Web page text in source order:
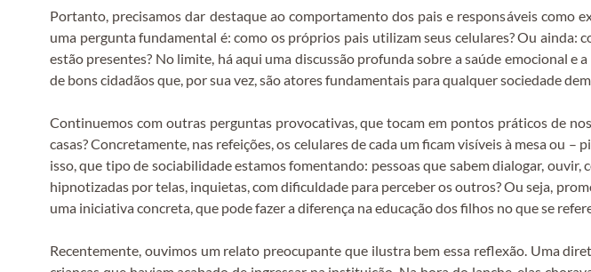
Portanto, precisamos dar destaque ao comportamento dos pais e responsáveis como
uma pergunta fundamental é: como os próprios pais utilizam seus celulares? Ou
estão presentes? No limite, há aqui uma discussão profunda sobre a saúde emocional e
de bons cidadãos que, por sua vez, são atores fundamentais para qualquer sociedade
Continuemos com outras perguntas provocativas, que tocam em pontos práticos de
casas? Concretamente, nas refeições, os celulares de cada um ficam visíveis à mesa ou
isso, que tipo de sociabilidade estamos fomentando: pessoas que sabem dialogar, ouvir,
hipnotizadas por telas, inquietas, com dificuldade para perceber os outros? Ou seja,
uma iniciativa concreta, que pode fazer a diferença na educação dos filhos no que se
Recentemente, ouvimos um relato preocupante que ilustra bem essa reflexão. Uma